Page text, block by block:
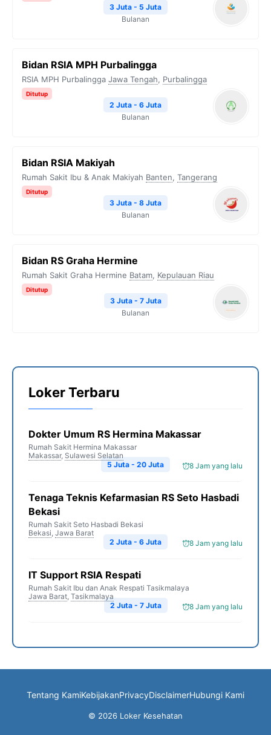
3 Juta - 5 Juta
Bulanan
Bidan RSIA MPH Purbalingga
RSIA MPH Purbalingga Jawa Tengah, Purbalingga
Ditutup
2 Juta - 6 Juta
Bulanan
Bidan RSIA Makiyah
Rumah Sakit Ibu & Anak Makiyah Banten, Tangerang
Ditutup
3 Juta - 8 Juta
Bulanan
Bidan RS Graha Hermine
Rumah Sakit Graha Hermine Batam, Kepulauan Riau
Ditutup
3 Juta - 7 Juta
Bulanan
Loker Terbaru
Dokter Umum RS Hermina Makassar
Rumah Sakit Hermina Makassar
Makassar, Sulawesi Selatan
8 Jam yang lalu
5 Juta - 20 Juta
Tenaga Teknis Kefarmasian RS Seto Hasbadi
Bekasi
Rumah Sakit Seto Hasbadi Bekasi
Bekasi, Jawa Barat
8 Jam yang lalu
2 Juta - 6 Juta
IT Support RSIA Respati
Rumah Sakit Ibu dan Anak Respati Tasikmalaya
Jawa Barat, Tasikmalaya
8 Jam yang lalu
2 Juta - 7 Juta
Tentang KamiKebijakanPrivacyDisclaimerHubungi Kami
© 2026 Loker Kesehatan